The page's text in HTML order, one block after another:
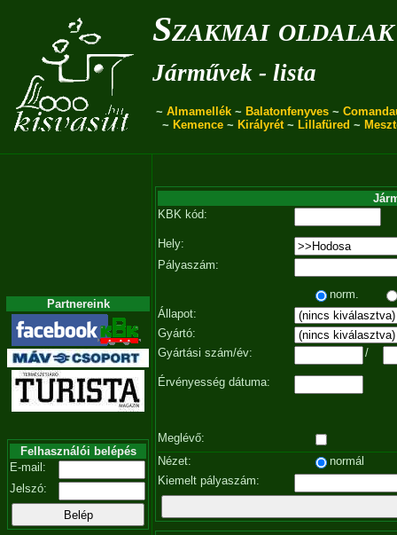
Szakmai oldalak
Járművek - lista
~ Almamellék ~ Balatonfenyves ~
~ Kemence~ Királyrét~ Lillafüred ~
Partnereink
Felhasználói belépés
E-mail:
Jelszó:
KBK kód:
Hely:
Pályaszám:
norm.
Állapot:
Gyártó:
Gyártási szám/év:
/
Érvényesség dátuma:
Meglévő:
Nézet:
normál
Kiemelt pályaszám: